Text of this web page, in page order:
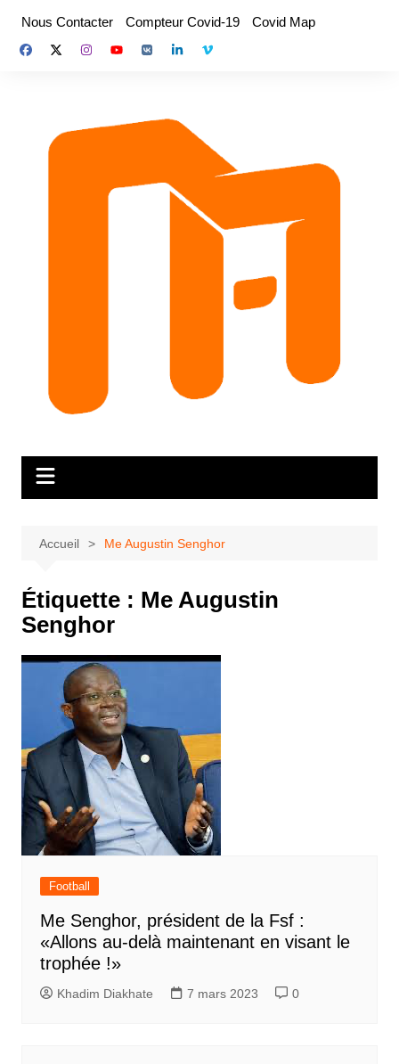
contenu
Nous Contacter Compteur Covid-19 Covid Map
Accueil Me Augustin Senghor
Étiquette : Me Augustin
Senghor
Football
Me Senghor, président de la Fsf :
«Allons au-delà maintenant en visant le
trophée !»
Khadim Diakhate 7 mars 2023 0